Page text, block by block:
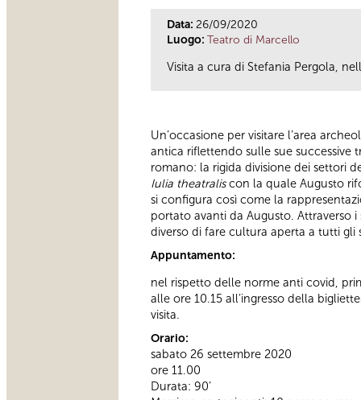
Data: 26/09/2020
Luogo: Teatro di Marcello
Visita a cura di Stefania Pergola,
Un’occasione per visitare l’area
antica riflettendo sulle sue
romano: la rigida divisione dei settori
Iulia theatraliscon la quale Augusto
si configura così come la
portato avanti da Augusto. Attraverso
diverso di fare cultura aperta a tutti gli
Appuntamento:
nel rispetto delle norme anti covid,
alle ore 10.15 all’ingresso della
visita.
Orario:
sabato 26 settembre 2020
ore 11.00
Durata: 90’